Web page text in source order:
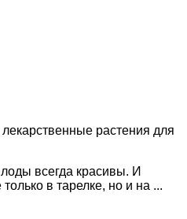
растения для
всегда красивы. И
в тарелке, но и на ...